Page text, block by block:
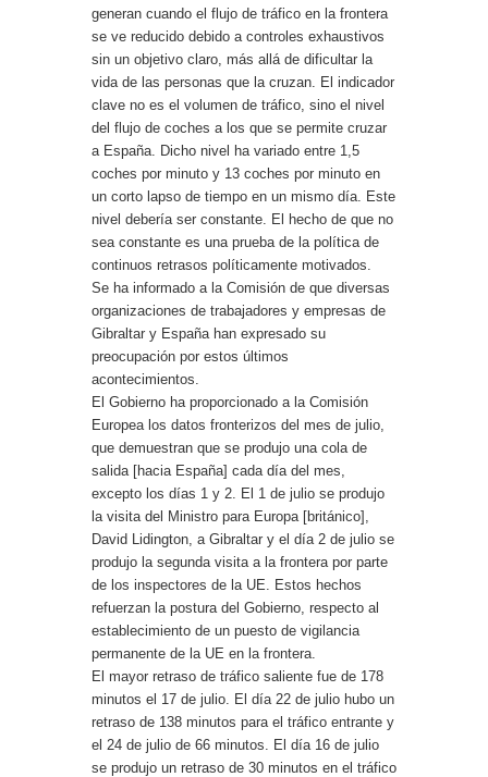
generan cuando el flujo de tráfico en la frontera
se ve reducido debido a controles exhaustivos
sin un objetivo claro, más allá de dificultar la
vida de las personas que la cruzan. El indicador
clave no es el volumen de tráfico, sino el nivel
del flujo de coches a los que se permite cruzar
a España. Dicho nivel ha variado entre 1,5
coches por minuto y 13 coches por minuto en
un corto lapso de tiempo en un mismo día. Este
nivel debería ser constante. El hecho de que no
sea constante es una prueba de la política de
continuos retrasos políticamente motivados.
Se ha informado a la Comisión de que diversas
organizaciones de trabajadores y empresas de
Gibraltar y España han expresado su
preocupación por estos últimos
acontecimientos.
El Gobierno ha proporcionado a la Comisión
Europea los datos fronterizos del mes de julio,
que demuestran que se produjo una cola de
salida [hacia España] cada día del mes,
excepto los días 1 y 2. El 1 de julio se produjo
la visita del Ministro para Europa [británico],
David Lidington, a Gibraltar y el día 2 de julio se
produjo la segunda visita a la frontera por parte
de los inspectores de la UE. Estos hechos
refuerzan la postura del Gobierno, respecto al
establecimiento de un puesto de vigilancia
permanente de la UE en la frontera.
El mayor retraso de tráfico saliente fue de 178
minutos el 17 de julio. El día 22 de julio hubo un
retraso de 138 minutos para el tráfico entrante y
el 24 de julio de 66 minutos. El día 16 de julio
se produjo un retraso de 30 minutos en el tráfico